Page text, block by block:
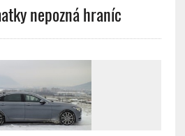
nepozná hraníc